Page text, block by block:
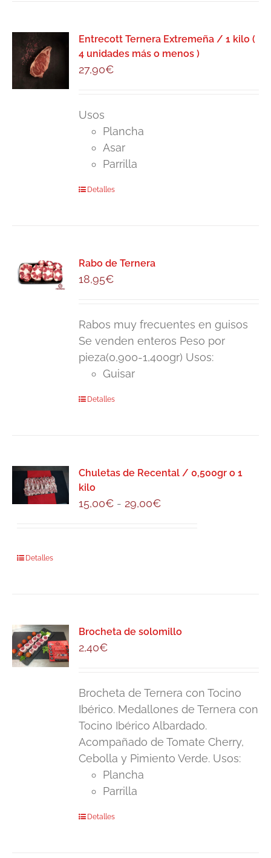
Entrecott Ternera Extremeña / 1 kilo (
4 unidades más o menos )
27,90€
Usos
Plancha
Asar
Parrilla
Detalles
Rabo de Ternera
18,95€
Rabos muy frecuentes en guisos
Se venden enteros Peso por
pieza(0,900-1,400gr) Usos:
Guisar
Detalles
Chuletas de Recental / 0,500gr o 1
kilo
15,00€ - 29,00€Rango
Este
variantes.
Las
opciones
Detalles
Brocheta de solomillo
2,40€
Brocheta de Ternera con Tocino
Ibérico. Medallones de Ternera con
Tocino Ibérico Albardado.
Acompañado de Tomate Cherry,
Cebolla y Pimiento Verde. Usos:
Plancha
Parrilla
Detalles